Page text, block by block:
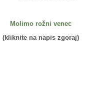
Molimo rožni venec
(kliknite na napis zgoraj)